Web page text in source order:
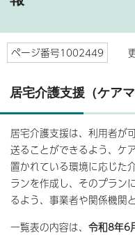
ページ番号1002449
居宅介護支援（ケア
居宅介護支援は、利用者が
送ることができるよう、ケ
置かれている環境に応じた
ランを作成し、そのプラン
るよう、事業者や関係機関
一覧表の内容は、 令和8年6